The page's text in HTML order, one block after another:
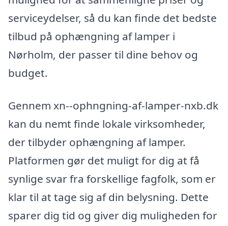
serviceydelser, så du kan finde det bedste
tilbud på ophængning af lamper i
Nørholm, der passer til dine behov og
budget.
Gennem xn--ophngning-af-lamper-nxb.dk
kan du nemt finde lokale virksomheder,
der tilbyder ophængning af lamper.
Platformen gør det muligt for dig at få
synlige svar fra forskellige fagfolk, som er
klar til at tage sig af din belysning. Dette
sparer dig tid og giver dig muligheden for